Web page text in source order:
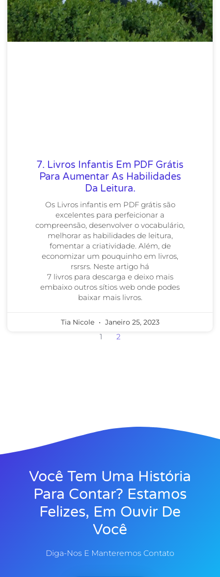
7. Livros Infantis Em PDF Grátis
Para Aumentar As Habilidades
Da Leitura.
Os Livros infantis em PDF grátis são
excelentes para perfeicionar a
compreensão, desenvolver o vocabulário,
melhorar as habilidades de leitura,
fomentar a criatividade. Além, de
economizar um pouquinho em livros,
rsrsrs. Neste artigo há
7 livros para descarga e deixo mais
embaixo outros sítios web onde podes
baixar mais livros.
Tia Nicole Janeiro 25, 2023
1 2
Você Tem Uma História
Para Contar? Estamos
Felizes, Em Ouvir De
Você
Diga-Nos E Manteremos Contato